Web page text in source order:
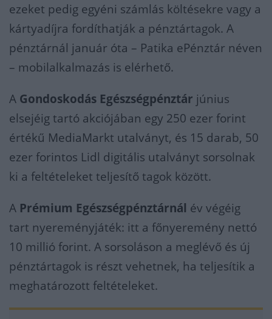
ezeket pedig egyéni számlás költésekre vagy a
kártyadíjra fordíthatják a pénztártagok. A
pénztárnál január óta – Patika ePénztár néven
– mobilalkalmazás is elérhető.
A Gondoskodás Egészségpénztár június
elsejéig tartó akciójában egy 250 ezer forint
értékű MediaMarkt utalványt, és 15 darab, 50
ezer forintos Lidl digitális utalványt sorsolnak
ki a feltételeket teljesítő tagok között.
A Prémium Egészségpénztárnál év végéig
tart nyereményjáték: itt a főnyeremény nettó
10 millió forint. A sorsoláson a meglévő és új
pénztártagok is részt vehetnek, ha teljesítik a
meghatározott feltételeket.